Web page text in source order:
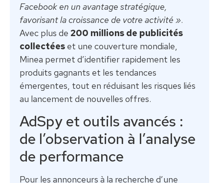
Facebook en un avantage stratégique,
favorisant la croissance de votre activité ».
Avec plus de 200 millions de publicités
collectées et une couverture mondiale,
Minea permet d’identifier rapidement les
produits gagnants et les tendances
émergentes, tout en réduisant les risques liés
au lancement de nouvelles offres.
AdSpy et outils avancés :
de l’observation à l’analyse
de performance
Pour les annonceurs à la recherche d’une